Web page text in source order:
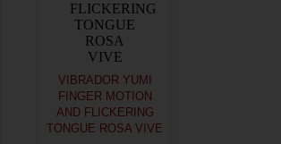
VIBRADOR YUMI
FINGER MOTION
AND FLICKERING
TONGUE ROSA VIVE